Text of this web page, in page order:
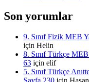
Son yorumlar
9. Sınıf Fizik MEB
için Helin
8. Sınıf Türkçe
63 için elif
5. Sınıf Türkçe
Sayfa 230 için Hasan